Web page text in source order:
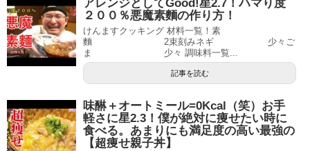
アレンジとしてGood!星2.7！ハマり度
２００％悪魔素麵の作り方！
けんますクッキング 材料一覧！素
麵 2束刻みネギ 少々ご
ま 少々 調味料一覧...
記事を読む
味醂＋オートミール=0Kcal（笑）お手
軽さに星2.3！僕が絶対に痩せたい時に
食べる。あまりにも満足度の高い最強の
【超痩せ親子丼】